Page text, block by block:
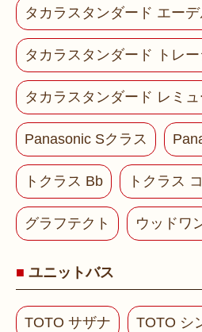
タカラスタンダード エー
タカラスタンダード トレ
タカラスタンダード レミュ
Panasonic Sクラス
トクラス Bb トクラス
グラフテクト ウッドワ
ユニットバス
TOTO サザナ TOTO シ